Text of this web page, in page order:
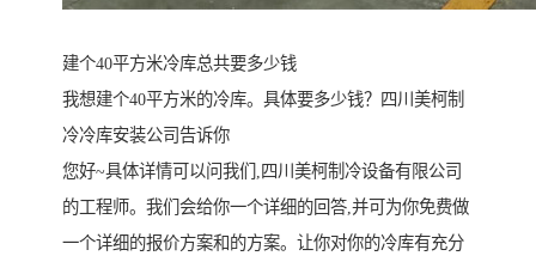
建个40平方米冷库总共要多少钱
我想建个40平方米的冷库。具体要多少钱？四川美柯制
冷冷库安装公司告诉你
您好~具体详情可以问我们,四川美柯制冷设备有限公司
的工程师。我们会给你一个详细的回答,并可为你免费做
一个详细的报价方案和的方案。让你对你的冷库有充分